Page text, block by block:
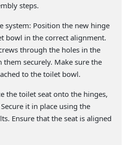
steps.
system: Position the new hinge
bowl in the correct alignment.
through the holes in the
them securely. Make sure the
to the toilet bowl.
the toilet seat onto the hinges,
it in place using the
Ensure that the seat is aligned